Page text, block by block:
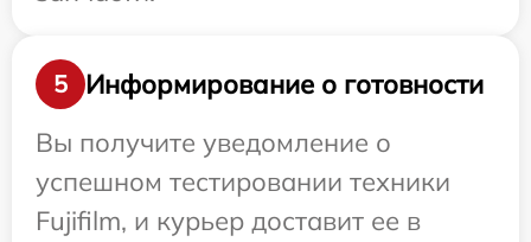
5
Информирование о готовности
Вы получите уведомление о
успешном тестировании техники
Fujifilm, и курьер доставит ее в